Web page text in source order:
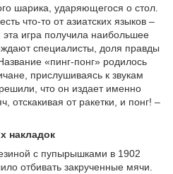
шарика, ударяющегося о стол.
что-то от азиатских языков –
игра получила наибольшее
специалисты, доля правды
«пинг-понг» родилось
прислушиваясь к звукам
что он издает именно
отскакивая от ракетки, и понг! –
накладок
с пупырышками в 1902
отбивать закрученные мячи.